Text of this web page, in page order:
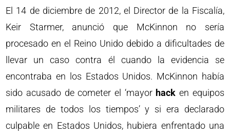
El 14 de diciembre de 2012, el Director de la Fiscalía,
Keir Starmer, anunció que McKinnon no sería
procesado en el Reino Unido debido a dificultades de
llevar un caso contra él cuando la evidencia se
encontraba en los Estados Unidos. McKinnon había
sido acusado de cometer el ‘mayor hack en equipos
militares de todos los tiempos’ y si era declarado
culpable en Estados Unidos, hubiera enfrentado una